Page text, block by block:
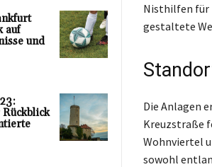
auf
und
Nisthilfen für
gestaltete
Die Anlagen
Kreuzstraße
Wohnviertel
sowohl